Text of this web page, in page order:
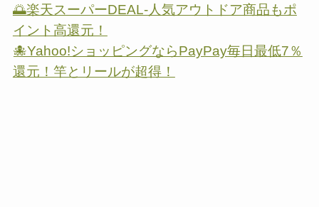
🌅楽天スーパーDEAL-人気アウトドア商品もポ
イント高還元！
🐙Yahoo!ショッピングならPayPay毎日最低7％
還元！竿とリールが超得！